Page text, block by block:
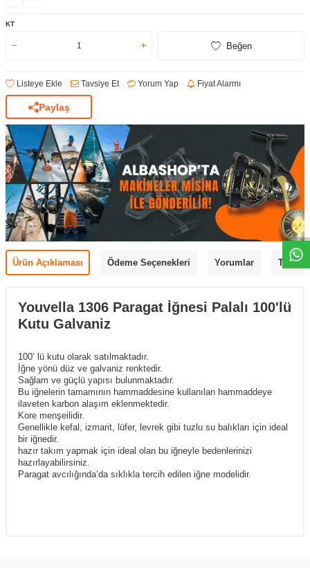
KT
Beğen
Listeye Ekle Tavsiye Et Yorum Yap Fiyat Alarmı
Paylaş
Ürün Açıklaması Ödeme Seçenekleri Yorumlar
Youvella 1306 Paragat İğnesi Palalı 100'lü
Kutu Galvaniz
100’ lü kutu olarak satılmaktadır.
İğne yönü düz ve galvaniz renktedir.
Sağlam ve güçlü yapısı bulunmaktadır.
Bu iğnelerin tamamının hammaddesine kullanılan hammaddeye
ilaveten karbon alaşım eklenmektedir.
Kore menşeilidir.
Genellikle kefal, izmarit, lüfer, levrek gibi tuzlu su balıkları için ideal
bir iğnedir.
hazır takım yapmak için ideal olan bu iğneyle bedenlerinizi
hazırlayabilirsiniz.
Paragat avcılığında’da sıklıkla tercih edilen iğne modelidir.